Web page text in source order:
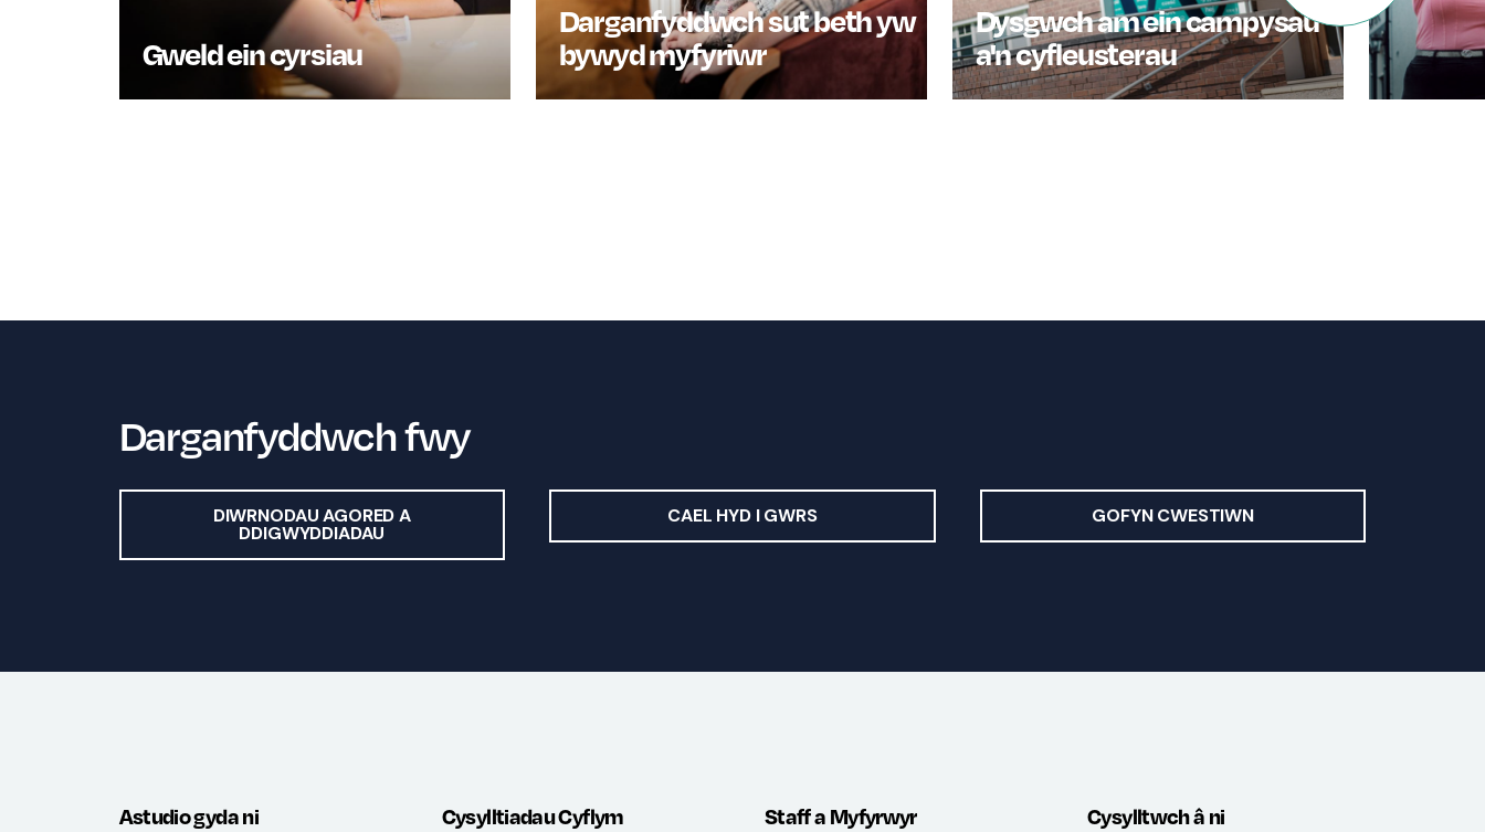
Gweld ein cyrsiau
Darganfyddwch sut beth yw
bywyd myfyriwr
Dysgwch am ein campysau
a'n cyfleusterau
Darganfyddwch fwy
DIWRNODAU AGORED A
DDIGWYDDIADAU
CAEL HYD I GWRS GOFYN CWESTIWN
Astudio gyda ni Cysylltiadau Cyflym Staff a Myfyrwyr Cysylltwch â ni